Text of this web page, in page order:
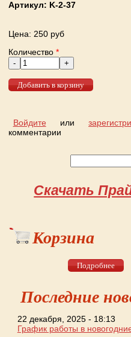
Артикул: K-2-37
Цена: 250 руб
Количество*
Войдите или
комментарии
Скачать
Корзина
Подробнее
Последние
22 декабря, 2025 - 18:13
График работы в